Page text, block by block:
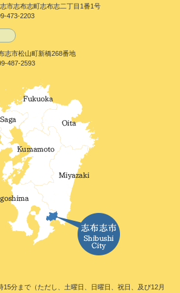
市志布志町志布志二丁目1番1号
473-2203
市松山町新橋268番地
487-2593
15分まで（ただし、土曜日、日曜日、祝日、及び12月